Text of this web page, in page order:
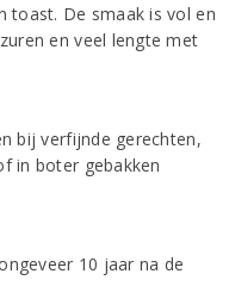
toast. De smaak is vol en
en veel lengte met
bij verfijnde gerechten,
in boter gebakken
10 jaar na de